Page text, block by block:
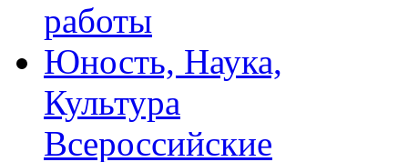
работы
Юность, Наука,
Культура
Всероссийские